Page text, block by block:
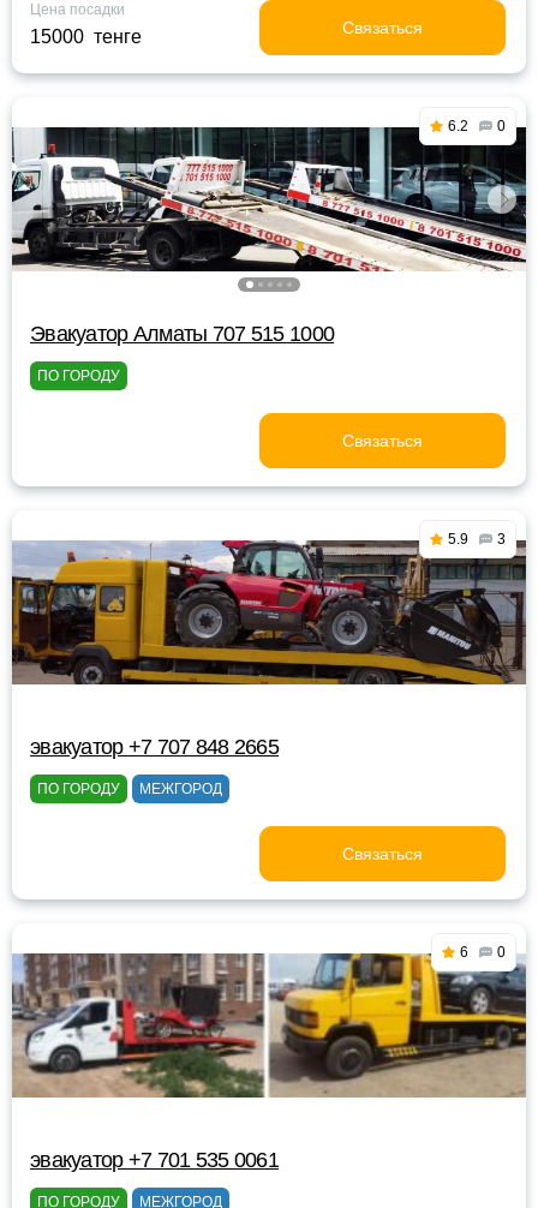
Цена посадки
15000 тенге Связаться
6.2 0
Эвакуатор Алматы 707 515 1000
ПО ГОРОДУ
Связаться
5.9 3
эвакуатор +7 707 848 2665
ПО ГОРОДУ МЕЖГОРОД
Связаться
6 0
эвакуатор +7 701 535 0061
ПО ГОРОДУ МЕЖГОРОД